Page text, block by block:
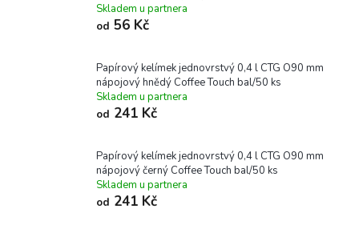
Skladem u partnera
od 56 Kč
Papírový kelímek jednovrstvý 0,4 l CTG O90 mm
nápojový hnědý Coffee Touch bal/50 ks
Skladem u partnera
od 241 Kč
Papírový kelímek jednovrstvý 0,4 l CTG O90 mm
nápojový černý Coffee Touch bal/50 ks
Skladem u partnera
od 241 Kč